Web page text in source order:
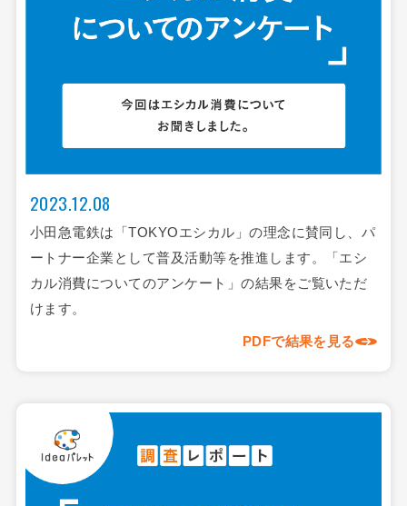
2023.12.08
小田急電鉄は「TOKYOエシカル」の理念に賛同し、パ
ートナー企業として普及活動等を推進します。「エシ
カル消費についてのアンケート」の結果をご覧いただ
けます。
PDFで結果を見る